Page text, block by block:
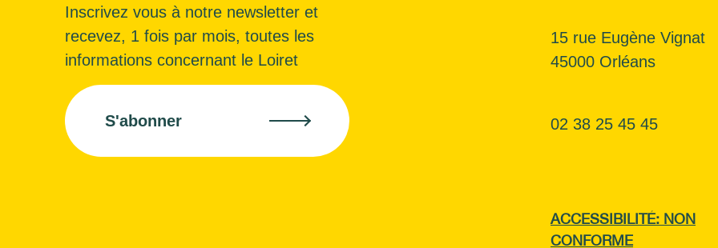
Inscrivez vous à notre newsletter et
recevez, 1 fois par mois, toutes les
informations concernant le Loiret
S'abonner
15 rue Eugène Vignat
45000 Orléans
02 38 25 45 45
ACCESSIBILITÉ: NON
CONFORME